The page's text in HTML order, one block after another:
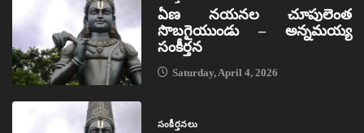
ఏణ నయనల చూపులెంత
సొబగైయుండు – అన్నమయ్య
సంకీర్తన
Saturday, April 4, 2026
సంకీర్తనలు